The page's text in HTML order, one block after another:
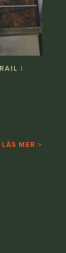
|
LÄS MER >